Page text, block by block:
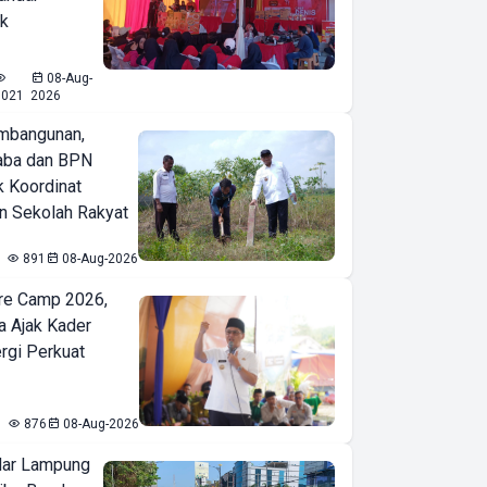
08-Aug-
2026
dan BPN
Koordinat
Sekolah Rakyat
891 08-Aug-2026
Camp 2026,
Ajak Kader
Perkuat
876 08-Aug-2026
Lampung